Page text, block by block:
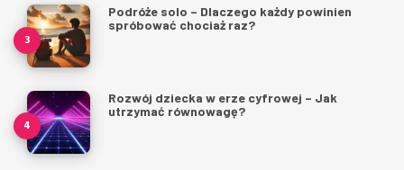
Podróże solo – Dlaczego każdy powinien
spróbować chociaż raz?
Rozwój dziecka w erze cyfrowej – Jak
utrzymać równowagę?